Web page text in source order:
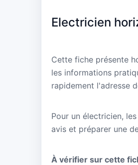
Electricien
Cette fiche présente
les informations
rapidement l'adresse
Pour un électricien,
avis et préparer une
À vérifier sur cette